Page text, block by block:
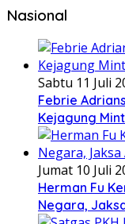
Nasional
Sabtu 11 Juli
Febrie
Kejagung
Jumat 10 Juli
Herman Fu
Negara,